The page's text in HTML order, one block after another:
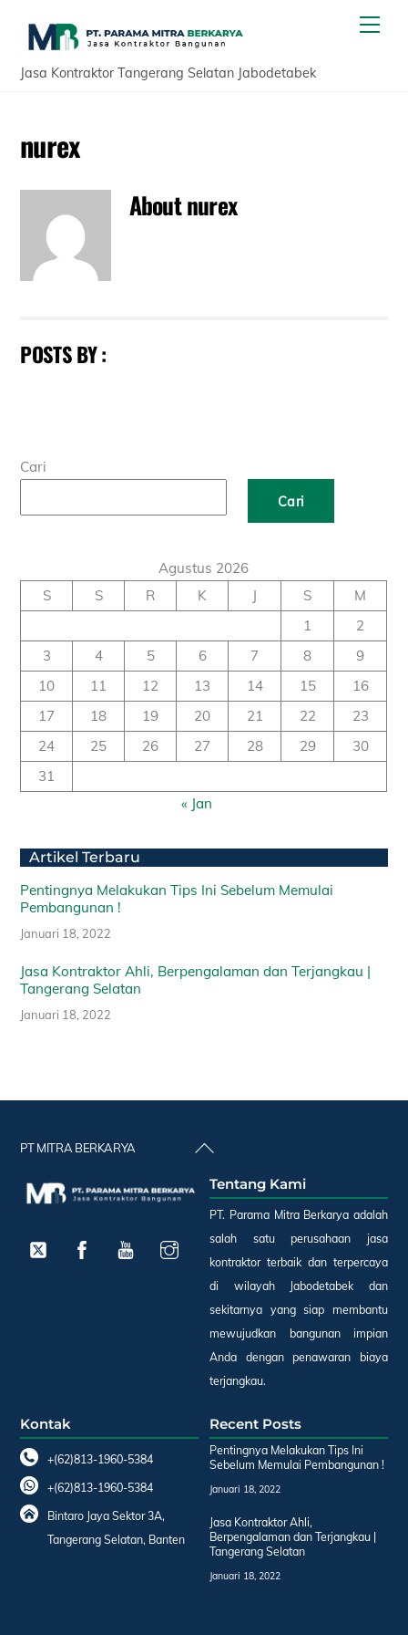
Jasa Kontraktor Tangerang Selatan Jabodetabek
nurex
Aboutnurex
POSTS BY :
Cari
Cari
Agustus 2026
S
S R K J S
M
1
2
3
4 5 6 7 8
9
10
11 12 13 14 15
16
17
18 19 20 21 22
23
24
25 26 27 28 29
30
31
« Jan
Artikel Terbaru
Pentingnya Melakukan Tips Ini Sebelum Memulai
Pembangunan !
Januari 18, 2022
Jasa Kontraktor Ahli, Berpengalaman dan Terjangkau |
Tangerang Selatan
Januari 18, 2022
Back
Top
PT MITRA BERKARYA
Tentang Kami
PT. Parama Mitra Berkarya adalah
salah satu perusahaan jasa
kontraktor terbaik dan terpercaya
di wilayah Jabodetabek dan
sekitarnya yang siap membantu
mewujudkan bangunan impian
Anda dengan penawaran biaya
terjangkau.
Kontak
+(62)813-1960-5384
+(62)813-1960-5384
Bintaro Jaya Sektor 3A,
Tangerang Selatan, Banten
Recent Posts
Pentingnya Melakukan Tips Ini
Sebelum Memulai Pembangunan !
Januari 18, 2022
Jasa Kontraktor Ahli,
Berpengalaman dan Terjangkau |
Tangerang Selatan
Januari 18, 2022